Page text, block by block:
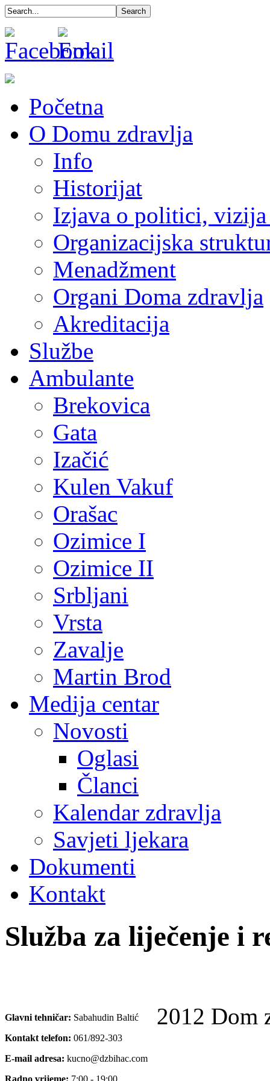
Početna
O Domu zdravlja
Info
Historijat
Izjava o politici,
Organizacijska
Menadžment
Organi Doma zdravlja
Akreditacija
Službe
Ambulante
Brekovica
Gata
Izačić
Kulen Vakuf
Orašac
Ozimice I
Ozimice II
Srbljani
Vrsta
Zavalje
Martin Brod
Medija centar
Novosti
Oglasi
Članci
Kalendar zdravlja
Savjeti ljekara
Dokumenti
Kontakt
Služba za liječenje i
Glavni tehničar: Sabahudin Baltić
Kontakt telefon: 061/892-303
E-mail adresa: kucno@dzbihac.com
Radno vrijeme: 7:00 - 19:00
2012 Dom